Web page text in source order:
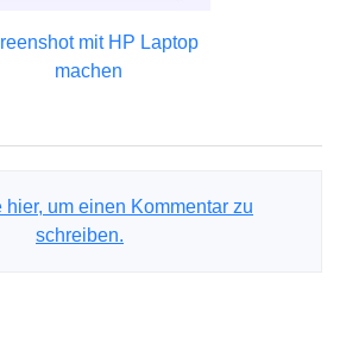
mit HP Laptop
machen
hier, um einen Kommentar zu
schreiben.